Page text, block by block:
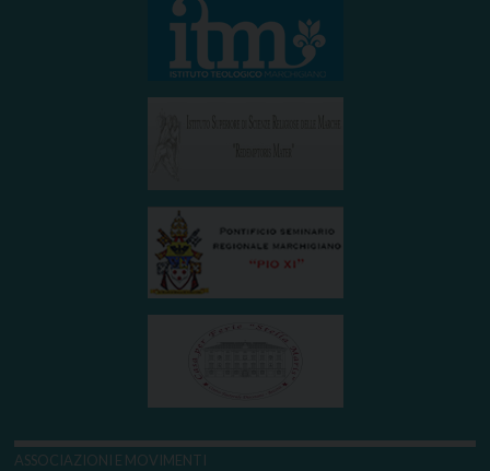
ASSOCIAZIONI E MOVIMENTI